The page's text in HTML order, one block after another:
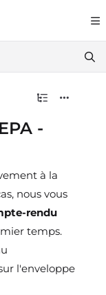
further.
-
à la
nous vous
rendu
temps.
l'enveloppe